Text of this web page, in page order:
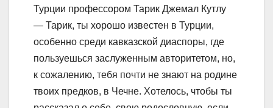
Турции профессором Тарик Джемал Кутлу
— Тарик, ты хорошо известен в Турции,
особенно среди кавказской диаспоры, где
пользуешься заслуженным авторитетом, но,
к сожалению, тебя почти не знают на родине
твоих предков, в Чечне. Хотелось, чтобы ты